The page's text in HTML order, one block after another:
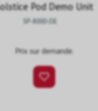
Pod Demo Unit
SP-8000-DE
Prix sur demande.